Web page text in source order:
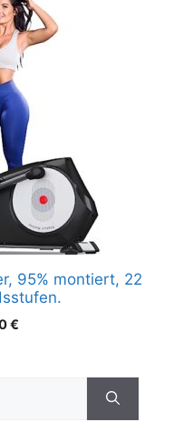
95% montiert, 22
€